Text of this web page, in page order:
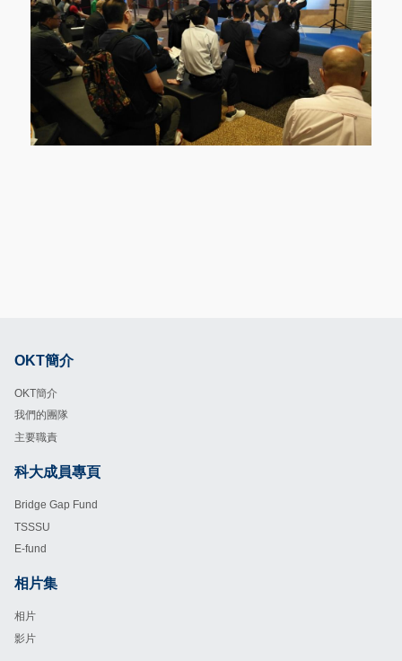
Footer
OKT簡介
OKT簡介
我們的團隊
主要職責
Footer
科大成員專頁
Bridge Gap Fund
TSSSU
E-fund
相片集
相片
影片